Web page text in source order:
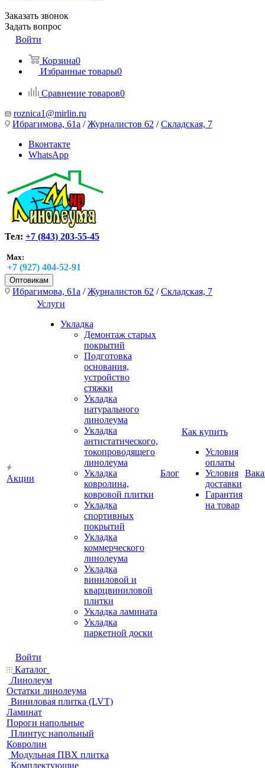
Заказать звонок
Задать вопрос
Войти
Корзина0
Избранные товары0
Сравнение товаров0
roznica1@mirlin.ru
Ибрагимова, 61а /Журналистов 62 /Складская, 7
Вконтакте
WhatsApp
Тел: +7 (843) 203-55-45
Max:
+7 (927) 404-52-91
Оптовикам
Ибрагимова, 61а /Журналистов 62 /Складская, 7
Акции
Услуги
Укладка
Демонтаж старых
покрытий
Подготовка
основания,
устройство
стяжки
Укладка
натурального
линолеума
Укладка
антистатического,
токопроводящего
линолеума
Укладка
ковролина,
ковровой плитки
Укладка
спортивных
покрытий
Укладка
коммерческого
линолеума
Укладка
виниловой и
кварцвиниловой
плитки
Укладка ламината
Укладка
паркетной доски
Блог
Как купить
Условия
оплаты
Условия
доставки
Гарантия
на товар
Войти
Каталог
Линолеум
Остатки линолеума
Виниловая плитка (LVT)
Ламинат
Пороги напольные
Плинтус напольный
Ковролин
Модульная ПВХ плитка
Комплектующие